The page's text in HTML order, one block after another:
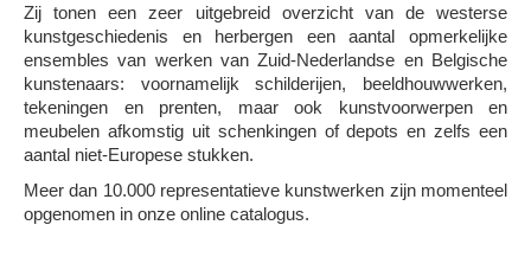
Zij tonen een zeer uitgebreid overzicht van de westerse
kunstgeschiedenis en herbergen een aantal opmerkelijke
ensembles van werken van Zuid-Nederlandse en Belgische
kunstenaars: voornamelijk schilderijen, beeldhouwwerken,
tekeningen en prenten, maar ook kunstvoorwerpen en
meubelen afkomstig uit schenkingen of depots en zelfs een
aantal niet-Europese stukken.
Meer dan 10.000 representatieve kunstwerken zijn momenteel
opgenomen in onze online catalogus.